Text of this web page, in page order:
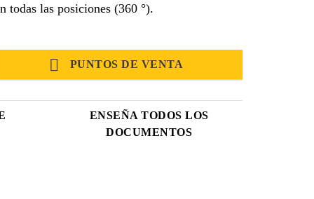
todas las posiciones (360 °).
PUNTOS DE VENTA
ENSEÑA TODOS LOS
DOCUMENTOS